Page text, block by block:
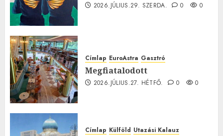
2026.JÚLIUS.29. SZERDA. 0 0
Címlap EuroAstra Gasztró
Megfiatalodott
2026.JÚLIUS.27. HÉTFŐ. 0 0
Címlap Külföld Utazási Kalauz